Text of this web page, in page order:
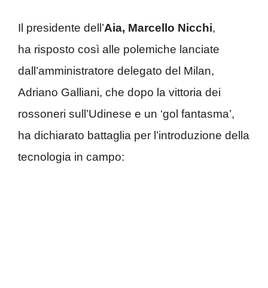
Il presidente dell’Aia, Marcello Nicchi,
ha risposto così alle polemiche lanciate
dall’amministratore delegato del Milan,
Adriano Galliani, che dopo la vittoria dei
rossoneri sull’Udinese e un ‘gol fantasma’,
ha dichiarato battaglia per l’introduzione della
tecnologia in campo: